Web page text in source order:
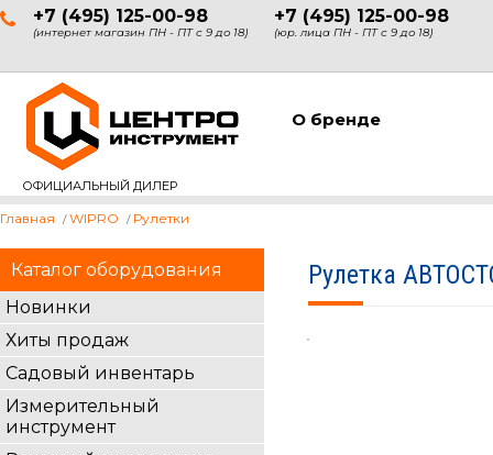
+7 (495) 125-00-98
(интернет магазин ПН - ПТ с 9 до 18)
+7 (495) 125-00-98
(юр. лица ПН - ПТ с 9 до 18)
ОФИЦИАЛЬНЫЙ ДИЛЕР
О бренде
Каталог оборудования
Новинки
Хиты продаж
Садовый инвентарь
Измерительный
инструмент
Главная WIPRO Рулетки
Рулетка